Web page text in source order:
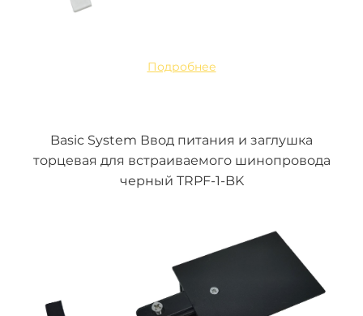
Подробнее
Basic System Ввод питания и заглушка
торцевая для встраиваемого шинопровода
черный TRPF-1-BK